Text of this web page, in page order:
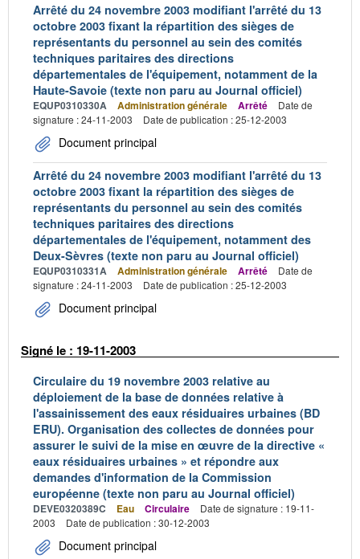
Arrêté du 24 novembre 2003 modifiant l'arrêté du 13
octobre 2003 fixant la répartition des sièges de
représentants du personnel au sein des comités
techniques paritaires des directions
départementales de l'équipement, notamment de la
Haute-Savoie (texte non paru au Journal officiel)
EQUP0310330A Administration générale Arrêté
Date de
signature : 24-11-2003
Date de publication : 25-12-2003
Document principal
Arrêté du 24 novembre 2003 modifiant l'arrêté du 13
octobre 2003 fixant la répartition des sièges de
représentants du personnel au sein des comités
techniques paritaires des directions
départementales de l'équipement, notamment des
Deux-Sèvres (texte non paru au Journal officiel)
EQUP0310331A Administration générale Arrêté
Date de
signature : 24-11-2003
Date de publication : 25-12-2003
Document principal
Signé le : 19-11-2003
Circulaire du 19 novembre 2003 relative au
déploiement de la base de données relative à
l'assainissement des eaux résiduaires urbaines (BD
ERU). Organisation des collectes de données pour
assurer le suivi de la mise en œuvre de la directive «
eaux résiduaires urbaines » et répondre aux
demandes d'information de la Commission
européenne (texte non paru au Journal officiel)
DEVE0320389C Eau Circulaire
Date de signature : 19-11-
2003
Date de publication : 30-12-2003
Document principal